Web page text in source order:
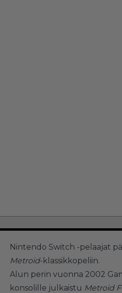
Nintendo Switch -pelaajat
Metroid-klassikkopeliin.
Alun perin vuonna 2002
konsolille julkaistu Metroid